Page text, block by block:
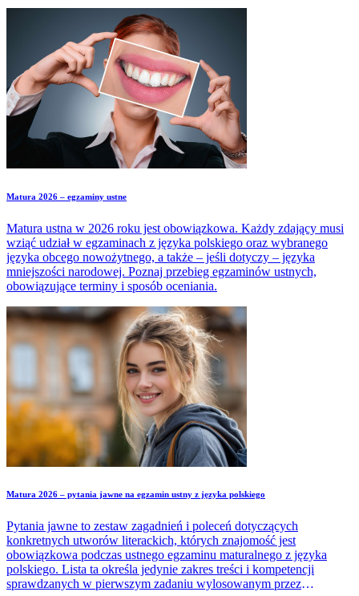
pisemnego na poziomie podstawowym, czy rozszerzonym.
Matura 2026 – egzaminy ustne
Matura ustna w 2026 roku jest obowiązkowa. Każdy zdający musi
wziąć udział w egzaminach z języka polskiego oraz wybranego
języka obcego nowożytnego, a także – jeśli dotyczy – języka
mniejszości narodowej. Poznaj przebieg egzaminów ustnych,
obowiązujące terminy i sposób oceniania.
Matura 2026 – pytania jawne na egzamin ustny z języka polskiego
Pytania jawne to zestaw zagadnień i poleceń dotyczących
konkretnych utworów literackich, których znajomość jest
obowiązkowa podczas ustnego egzaminu maturalnego z języka
polskiego. Lista ta określa jedynie zakres treści i kompetencji
sprawdzanych w pierwszym zadaniu wylosowanym przez